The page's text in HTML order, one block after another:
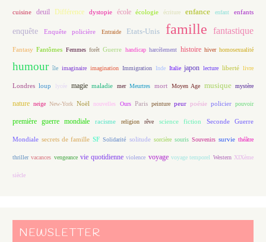
cuisine deuil Différence dystopie école écologie écriture enfance enfant enfants
enquête Enquête policière Entraide Etats-Unis famille fantastique
Fantasy Fantômes Femmes forêt Guerre handicap harcèlement histoire hiver homosexualité
humour île imaginaire imagination Immigration Inde Italie japon lecture liberté livre
Londres loup lycée magie maladie mer Meurtres mort Moyen Age musique mystère
nature neige New-York Noël nouvelles Ours Paris peinture peur poésie policier pouvoir
première guerre mondiale racisme religion rêve science fiction Seconde Guerre
Mondiale secrets de famille SF Solidarité solitude sorcière souris Souvenirs survie théâtre
thriller vacances vengeance vie quotidienne violence voyage voyage temporel Western XIXème
siècle
NEWSLETTER